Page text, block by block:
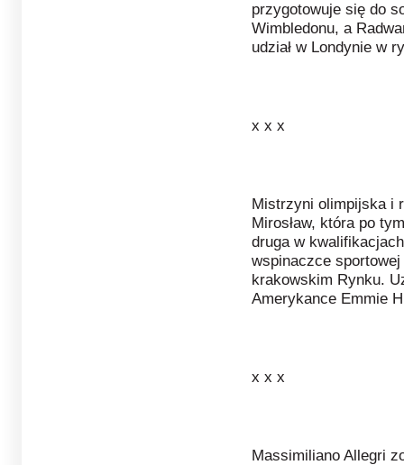
przygotowuje się do
Wimbledonu, a
udział w Londynie w
x x x
Mistrzyni olimpijska i
Mirosław, która po
druga w
wspinaczce
krakowskim Rynku.
Amerykance Emmie
x x x
Massimiliano Allegri